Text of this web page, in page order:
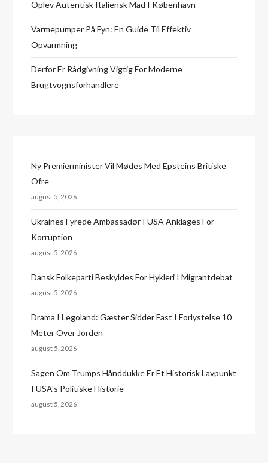
Oplev Autentisk Italiensk Mad I København
Varmepumper På Fyn: En Guide Til Effektiv
Opvarmning
Derfor Er Rådgivning Vigtig For Moderne
Brugtvognsforhandlere
Ny Premierminister Vil Mødes Med Epsteins Britiske
Ofre
august 5, 2026
Ukraines Fyrede Ambassadør I USA Anklages For
Korruption
august 5, 2026
Dansk Folkeparti Beskyldes For Hykleri I Migrantdebat
august 5, 2026
Drama I Legoland: Gæster Sidder Fast I Forlystelse 10
Meter Over Jorden
august 5, 2026
Sagen Om Trumps Hånddukke Er Et Historisk Lavpunkt
I USA's Politiske Historie
august 5, 2026